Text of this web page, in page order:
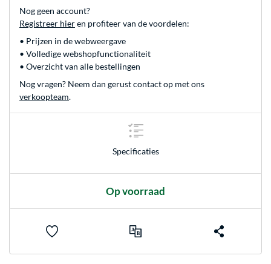
Nog geen account?
Registreer hieren profiteer van de voordelen:
• Prijzen in de webweergave
• Volledige webshopfunctionaliteit
• Overzicht van alle bestellingen
Nog vragen? Neem dan gerust contact op met ons
verkoopteam.
Specificaties
Op voorraad